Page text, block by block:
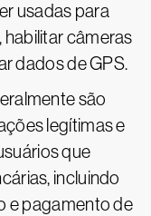
usadas para
habilitar câmeras
dados de GPS.
são
legítimas e
que
incluindo
e pagamento de